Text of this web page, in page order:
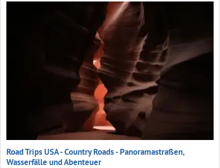
Road Trips USA - Country Roads - Panoramastraßen,
Wasserfälle und Abenteuer